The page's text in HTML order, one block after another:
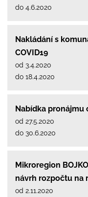
do 4.6.2020
Nakládání s
COVID19
od 3.4.2020
do 18.4.2020
Nabídka pronájmu
od 27.5.2020
do 30.6.2020
Mikroregion
návrh rozpočtu na
od 2.11.2020